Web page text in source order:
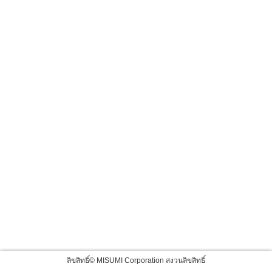
ลิขสิทธิ์© MISUMI Corporation สงวนลิขสิทธิ์